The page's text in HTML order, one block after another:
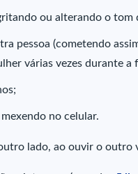
ou alterando o
pessoa (cometendo
várias vezes durante a
no celular.
lado, ao ouvir o outro